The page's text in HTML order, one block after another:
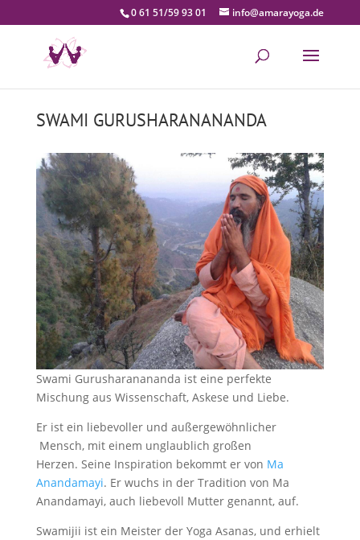
0 61 51/59 93 01 info@amarayoga.de
SWAMI GURUSHARANANANDA
Swami Gurusharanananda ist eine perfekte
Mischung aus Wissenschaft, Askese und Liebe.
Er ist ein liebevoller und außergewöhnlicher
Mensch, mit einem unglaublich großen
Herzen. Seine Inspiration bekommt er von Ma
Anandamayi. Er wuchs in der Tradition von Ma
Anandamayi, auch liebevoll Mutter genannt, auf.
Swamijii ist ein Meister der Yoga Asanas, und erhielt